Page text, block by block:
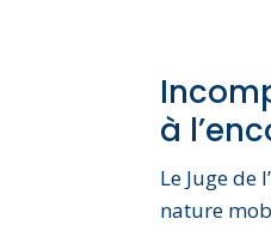
à
Le Juge de
nature